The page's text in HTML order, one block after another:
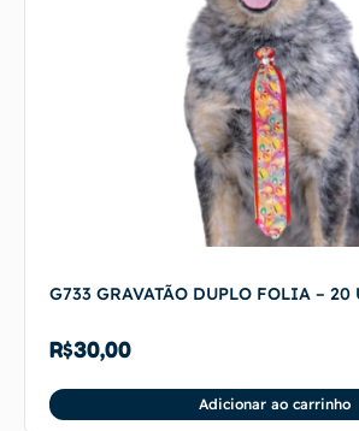
G733 GRAVATÃO DUPLO FOLIA – 20
R$30,00
Adicionar ao carrinho